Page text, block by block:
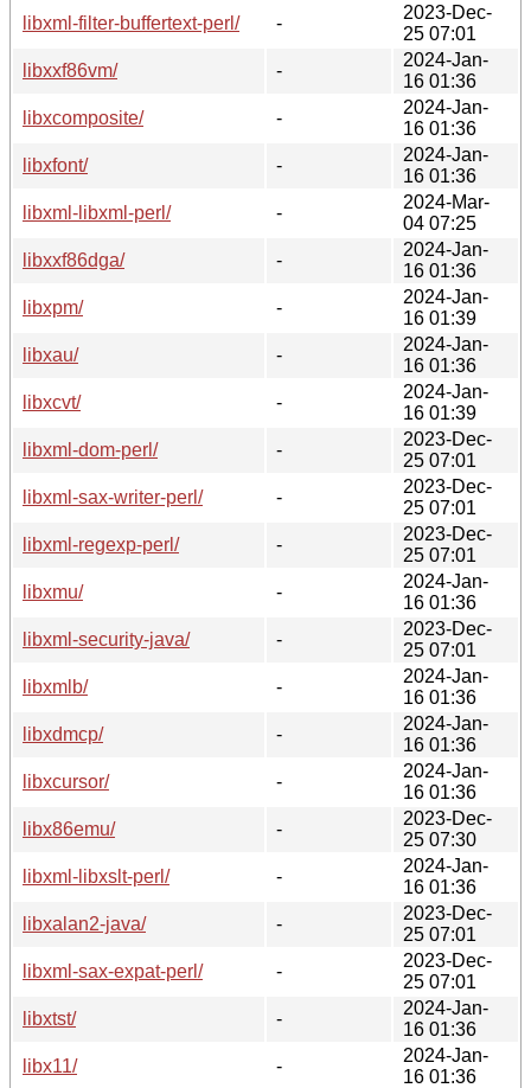
libxml-filter-buffertext-perl/
-
2023-Dec-
25 07:01
libxxf86vm/
-
2024-Jan-
16 01:36
libxcomposite/
-
2024-Jan-
16 01:36
libxfont/
-
2024-Jan-
16 01:36
libxml-libxml-perl/
-
2024-Mar-
04 07:25
libxxf86dga/
-
2024-Jan-
16 01:36
libxpm/
-
2024-Jan-
16 01:39
libxau/
-
2024-Jan-
16 01:36
libxcvt/
-
2024-Jan-
16 01:39
libxml-dom-perl/
-
2023-Dec-
25 07:01
libxml-sax-writer-perl/
-
2023-Dec-
25 07:01
libxml-regexp-perl/
-
2023-Dec-
25 07:01
libxmu/
-
2024-Jan-
16 01:36
libxml-security-java/
-
2023-Dec-
25 07:01
libxmlb/
-
2024-Jan-
16 01:36
libxdmcp/
-
2024-Jan-
16 01:36
libxcursor/
-
2024-Jan-
16 01:36
libx86emu/
-
2023-Dec-
25 07:30
libxml-libxslt-perl/
-
2024-Jan-
16 01:36
libxalan2-java/
-
2023-Dec-
25 07:01
libxml-sax-expat-perl/
-
2023-Dec-
25 07:01
libxtst/
-
2024-Jan-
16 01:36
libx11/
-
2024-Jan-
16 01:36